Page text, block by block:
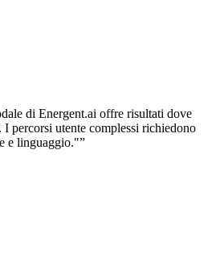
di Energent.ai offre risultati dove
percorsi utente complessi richiedono
e linguaggio."”